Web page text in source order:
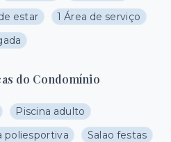
estar
1 Área de serviço
do Condomínio
Piscina adulto
poliesportiva
Salao festas